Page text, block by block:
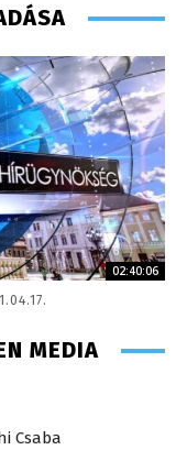
02:40:06
MEDIA
Csaba